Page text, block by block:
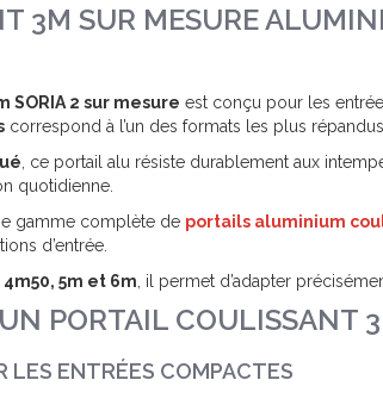
3M SUR MESURE
2 sur mesure est conçu pour les
correspond à l’un des formats les plus
, ce portail alu résiste durablement aux
quotidienne.
gamme complète de portails aluminium
d’entrée.
4m50, 5m et 6m , il permet d’adapter
PORTAIL COULISSANT
LES ENTRÉES COMPACTES